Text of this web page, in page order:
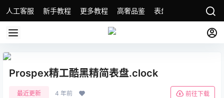
人工客服 新手教程 更多教程 高奢品鉴 表盘精选 名表故事
Prospex精工酷黑精简表盘.clock
最近更新 4 年前 前往下载